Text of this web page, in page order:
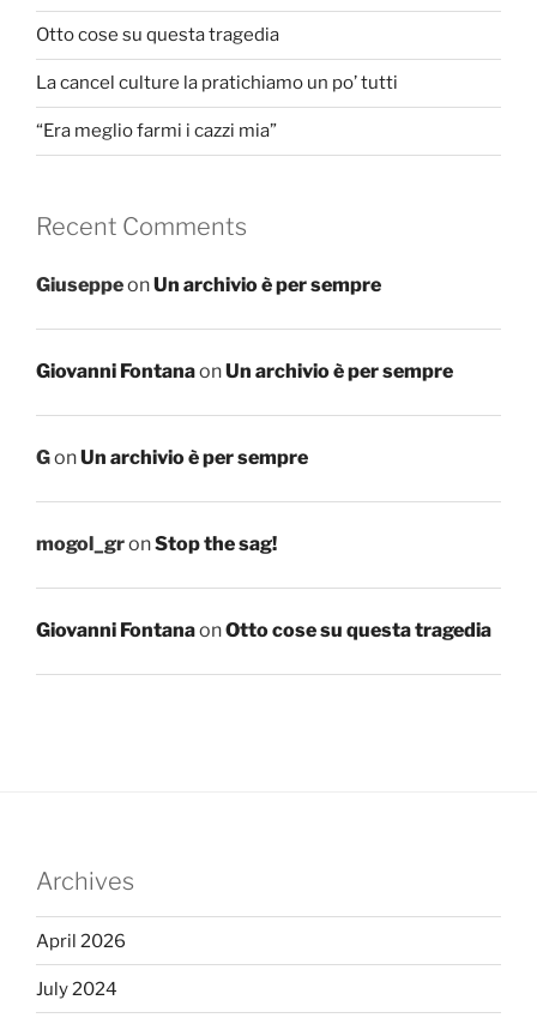
Otto cose su questa tragedia
La cancel culture la pratichiamo un po’ tutti
“Era meglio farmi i cazzi mia”
Recent Comments
GiuseppeonUn archivio è per sempre
Giovanni FontanaonUn archivio è per sempre
GonUn archivio è per sempre
mogol_gronStop the sag!
Giovanni FontanaonOtto cose su questa tragedia
Archives
April 2026
July 2024